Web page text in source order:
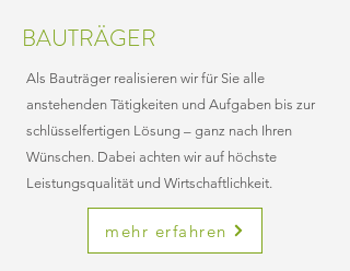
ÜBER HMS IMMOBILIEN GMBH & CO KG
Seit der Gründung im Jahre 2012 hat sich hms
Immobilien den Ruf als kompetenter und
zuverlässiger Immobilienbauträger in und um
Ulm erarbeitet. Wir sind sehr stolz darauf,
Wohn(t)räume zu entwickeln; und das immer mit
einem Auge auf modernem Design. Mit einem
starken Team bestehend aus Fachleuten der
Branche können wir eine große Erfolgsbilanz
BAUTRÄGER
Als Bauträger realisieren wir für Sie alle
anstehenden Tätigkeiten und Aufgaben bis zur
schlüsselfertigen Lösung – ganz nach Ihren
Wünschen. Dabei achten wir auf höchste
Leistungsqualität und Wirtschaftlichkeit.
mehr erfahren